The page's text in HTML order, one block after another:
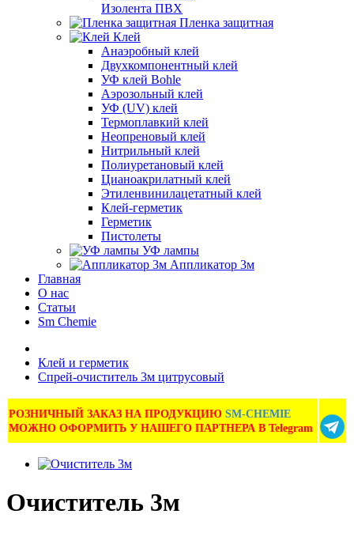
Изолента ПВХ
Пленка защитная
Клей
Анаэробный клей
Двухкомпонентный клей
УФ клей Bohle
Аэрозольный клей
УФ (UV) клей
Термоплавкий клей
Неопреновый клей
Нитрильный клей
Полиуретановый клей
Цианоакрилатный клей
Этиленвинилацетатный клей
Клей-герметик
Герметик
Пистолеты
УФ лампы
Аппликатор 3м
Главная
О нас
Статьи
Sm Chemie
Клей и герметик
Спрей-очиститель 3м цитрусовый
РОЗНИЧНЫЙ ЗАКАЗ НА ПРОДУКЦИЮ SM-CHEMIE
МОЖНО ОФОРМИТЬ У НАШЕГО ПАРТНЕРА В Telegram
Очиститель 3м